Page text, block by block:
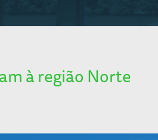
à região Norte